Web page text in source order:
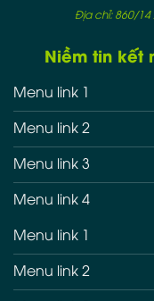
Địa chỉ: 860/14
Niềm tin kết
Menu link 1
Menu link 2
Menu link 3
Menu link 4
Menu link 1
Menu link 2